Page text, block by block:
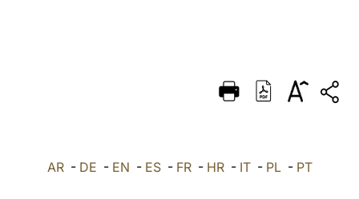
DEUTSCH
العربيّة AR- DE - EN - ES- FR- HR- IT- PL- PT